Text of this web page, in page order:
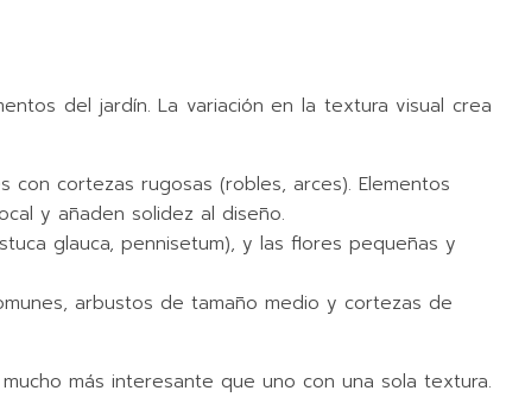
del jardín. La variación en la textura visual crea
cortezas rugosas (robles, arces). Elementos
y añaden solidez al diseño.
glauca, pennisetum), y las flores pequeñas y
arbustos de tamaño medio y cortezas de
más interesante que uno con una sola textura.